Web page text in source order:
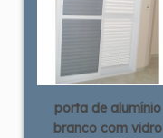
porta de alumínio
branco com vidro